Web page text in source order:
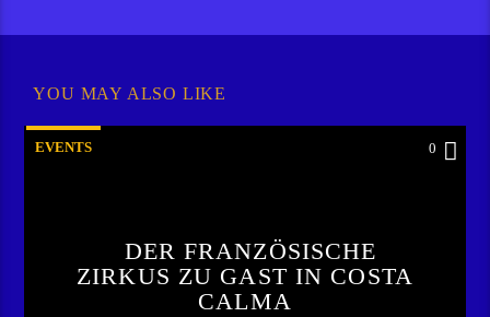
YOU MAY ALSO LIKE
EVENTS 0
DER FRANZÖSISCHE
ZIRKUS ZU GAST IN COSTA
CALMA